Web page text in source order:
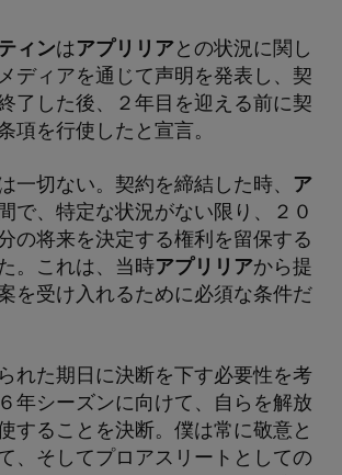
ィンはアプリリアとの状況に関し
ディアを通じて声明を発表し、契
了した後、２年目を迎える前に契
項を行使したと宣言。
一切ない。契約を締結した時、
ア
で、特定な状況がない限り、２０
の将来を決定する権利を留保する
。これは、当時アプリリアから提
を受け入れるために必須な条件だ
れた期日に決断を下す必要性を考
年シーズンに向けて、自らを解放
することを決断。僕は常に敬意と
、そしてプロアスリートとしての